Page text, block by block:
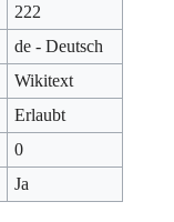
222
de - Deutsch
Wikitext
Erlaubt
0
Ja